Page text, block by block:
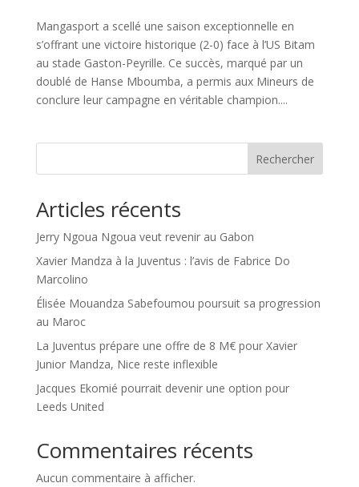
Mangasport a scellé une saison exceptionnelle en
s’offrant une victoire historique (2-0) face à l’US Bitam
au stade Gaston-Peyrille. Ce succès, marqué par un
doublé de Hanse Mboumba, a permis aux Mineurs de
conclure leur campagne en véritable champion....
Rechercher
Articles récents
Jerry Ngoua Ngoua veut revenir au Gabon
Xavier Mandza à la Juventus : l’avis de Fabrice Do
Marcolino
Élisée Mouandza Sabefoumou poursuit sa progression
au Maroc
La Juventus prépare une offre de 8 M€ pour Xavier
Junior Mandza, Nice reste inflexible
Jacques Ekomié pourrait devenir une option pour
Leeds United
Commentaires récents
Aucun commentaire à afficher.